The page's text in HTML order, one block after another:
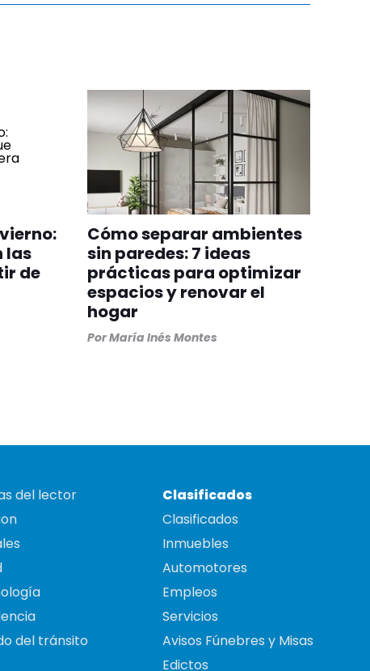
las
de
Cómo separar ambientes
sin paredes: 7 ideas
prácticas para optimizar
espacios y renovar el
hogar
PorMaría Inés Montes
del lector
del tránsito
Clasificados
Clasificados
Inmuebles
Automotores
Empleos
Servicios
Avisos Fúnebres y Misas
Edictos